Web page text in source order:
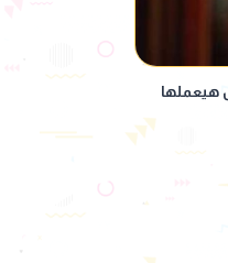
هيعملها